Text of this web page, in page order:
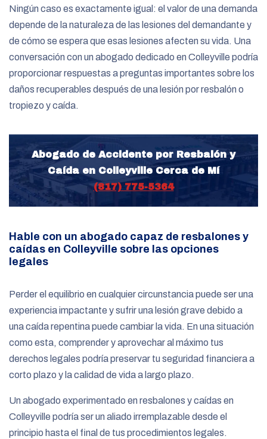
Ningún caso es exactamente igual: el valor de una demanda
depende de la naturaleza de las lesiones del demandante y
de cómo se espera que esas lesiones afecten su vida. Una
conversación con un abogado dedicado en Colleyville podría
proporcionar respuestas a preguntas importantes sobre los
daños recuperables después de una lesión por resbalón o
tropiezo y caída.
Abogado de Accidente por Resbalón y
Caída en Colleyville Cerca de Mí
(817) 775-5364
Hable con un abogado capaz de resbalones y
caídas en Colleyville sobre las opciones
legales
Perder el equilibrio en cualquier circunstancia puede ser una
experiencia impactante y sufrir una lesión grave debido a
una caída repentina puede cambiar la vida. En una situación
como esta, comprender y aprovechar al máximo tus
derechos legales podría preservar tu seguridad financiera a
corto plazo y la calidad de vida a largo plazo.
Un abogado experimentado en resbalones y caídas en
Colleyville podría ser un aliado irremplazable desde el
principio hasta el final de tus procedimientos legales.